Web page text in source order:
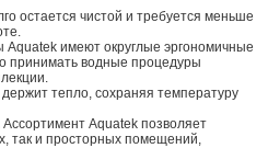
остается чистой и требуется меньше
Aquatek имеют округлые эргономичные
принимать водные процедуры
тепло, сохраняя температуру
Ассортимент Aquatek позволяет
так и просторных помещений,